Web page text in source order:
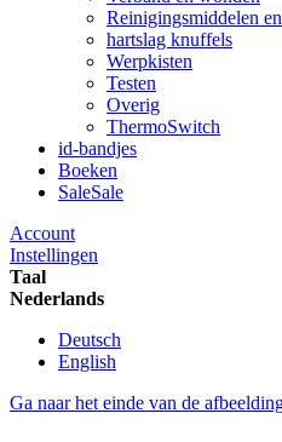
Reinigingsmiddelen
hartslag knuffels
Werpkisten
Testen
Overig
ThermoSwitch
id-bandjes
Boeken
SaleSale
Account
Instellingen
Taal
Nederlands
Deutsch
English
Ga naar het einde van de